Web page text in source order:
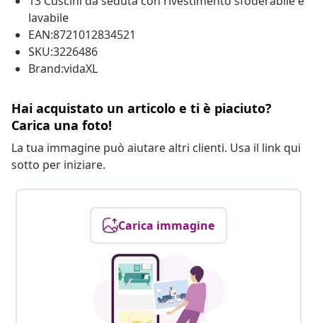
lavabile
EAN:8721012834521
SKU:3226486
Brand:vidaXL
Hai acquistato un articolo e ti è piaciuto?
Carica una foto!
La tua immagine può aiutare altri clienti. Usa il link qui
sotto per iniziare.
Carica immagine